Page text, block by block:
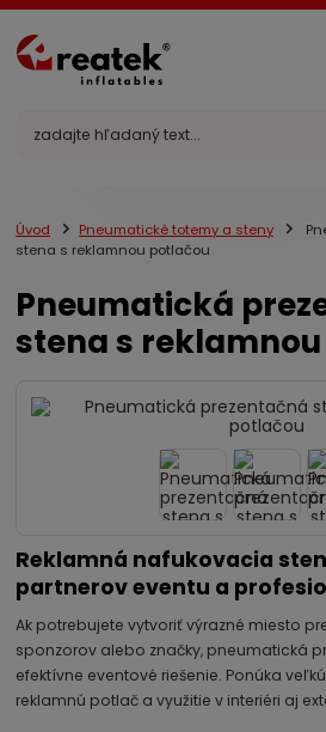
Úvod Pneumatické totemy a steny
stena s reklamnou potlačou
Pneumatická
stena s
Reklamná nafukovacia
partnerov eventu a
Ak potrebujete vytvoriť výrazné miesto
sponzorov alebo značky, pneumatická
efektívne eventové riešenie. Ponúka
reklamnú potlač a využitie v interiéri aj